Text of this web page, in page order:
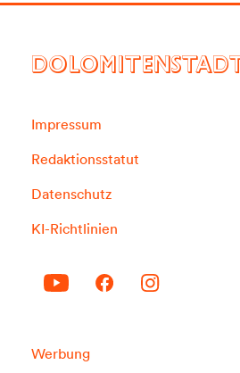
DOLOMITENSTADT
Impressum
Redaktionsstatut
Datenschutz
KI-Richtlinien
Werbung